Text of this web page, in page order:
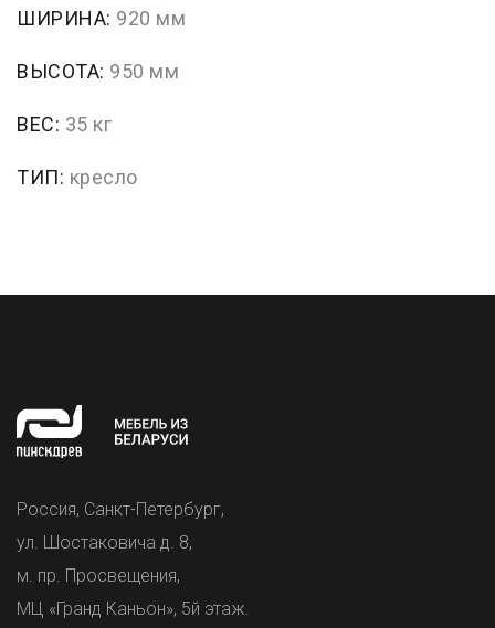
ШИРИНА: 920 мм
ВЫСОТА: 950 мм
ВЕС: 35 кг
ТИП: кресло
Россия, Санкт-Петербург,
ул. Шостаковича д. 8,
м. пр. Просвещения,
МЦ «Гранд Каньон», 5й этаж.